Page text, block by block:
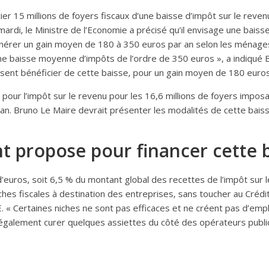
15 millions de foyers fiscaux d’une baisse d’impôt sur le
le Ministre de l’Economie a précisé qu’il envisage une
un gain moyen de 180 à 350 euros par an selon les
baisse moyenne d’impôts de l’ordre de 350 euros », a indiqué
bénéficier de cette baisse, pour un gain moyen de 180
l’impôt sur le revenu pour les 16,6 millions de foyers
Bruno Le Maire devrait présenter les modalités de cette
propose pour financer cette
soit 6,5 % du montant global des recettes de l’impôt sur
fiscales à destination des entreprises, sans toucher au
« Certaines niches ne sont pas efficaces et ne créent pas
curer quelques assiettes du côté des opérateurs